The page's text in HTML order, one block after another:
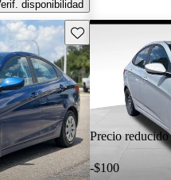
disponibilidad
Guarda este Aviso
Precio reducido
-$100